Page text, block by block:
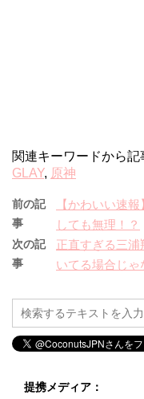
関連キーワードから記
GLAY, 原神
前の記
事
【かわいい速
しても無理！？
次の記
事
正直すぎる三
いてる場合じゃ
提携メディア：